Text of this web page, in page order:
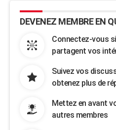
DEVENEZ MEMBRE EN
Connectez-vous
partagent vos
Suivez vos
obtenez plus de
Mettez en avant
autres membres